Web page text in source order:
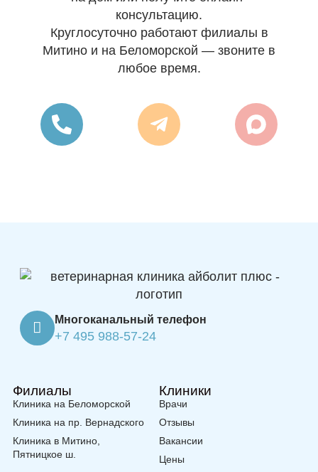
консультацию.
Круглосуточно работают филиалы в
Митино и на Беломорской — звоните в
любое время.
Многоканальный телефон
+7 495 988-57-24
Филиалы
Клиника на Беломорской
Клиника на пр. Вернадского
Клиника в Митино,
Пятницкое ш.
Клиники
Врачи
Отзывы
Вакансии
Цены